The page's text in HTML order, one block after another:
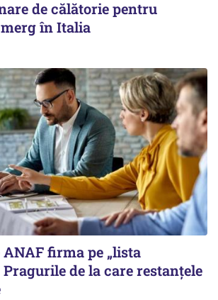
de călătorie pentru
în Italia
firma pe „lista
de la care restanțele